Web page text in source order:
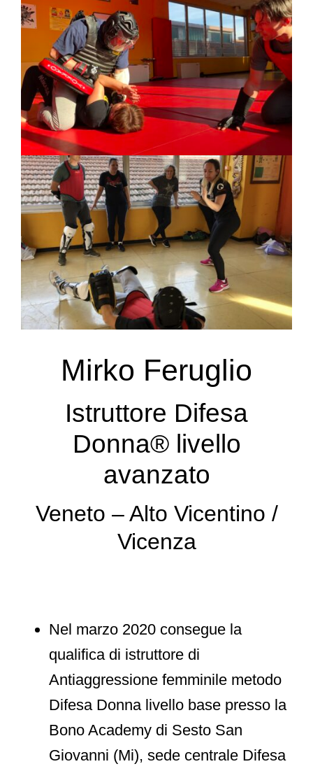
Mirko Feruglio
Istruttore Difesa
Donna® livello
avanzato
Veneto – Alto Vicentino /
Vicenza
Nel marzo 2020 consegue la
qualifica di istruttore di
Antiaggressione femminile metodo
Difesa Donna livello base presso la
Bono Academy di Sesto San
Giovanni (Mi), sede centrale Difesa